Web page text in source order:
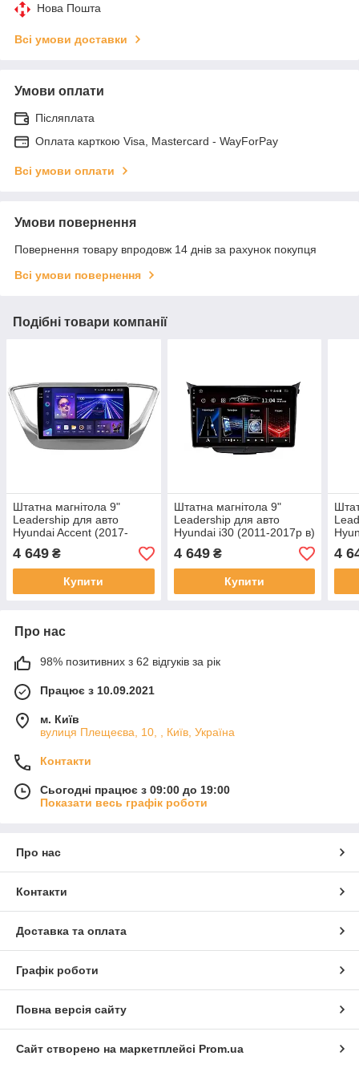
Нова Пошта
Всі умови доставки
Умови оплати
Післяплата
Оплата карткою Visa, Mastercard - WayForPay
Всі умови оплати
Умови повернення
Повернення товару впродовж 14 днів за рахунок покупця
Всі умови повернення
Подібні товари компанії
Штатна магнітола 9"
Leadership для авто
Hyundai Accent (2017-
2020р в)
4 649 ₴
Купити
Штатна магнітола 9"
Leadership для авто
Hyundai i30 (2011-2017р в)
4 649₴
Купити
4
Про нас
98% позитивних з 62 відгуків за рік
Працює з 10.09.2021
м. Київ
вулиця Плещеєва, 10, , Київ, Україна
Контакти
Сьогодні працює з 09:00 до 19:00
Показати весь графік роботи
Про нас
Контакти
Доставка та оплата
Графік роботи
Повна версія сайту
Сайт створено на маркетплейсі Prom.ua